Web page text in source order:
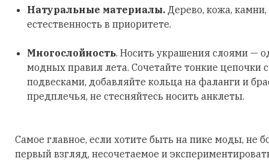
Натуральные материалы. Дерево, кожа,
естественность в приоритете.
Многослойность. Носить украшения слоями —
модных правил лета. Сочетайте тонкие цепочки
подвесками, добавляйте кольца на фаланги и
предплечья, не стесняйтесь носить анклеты.
Самое главное, если хотите быть на пике моды, не
первый взгляд, несочетаемое и